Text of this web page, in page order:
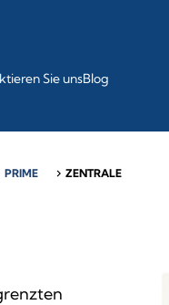
Sie unsBlog
PRIME chevron_rightZENTRALE